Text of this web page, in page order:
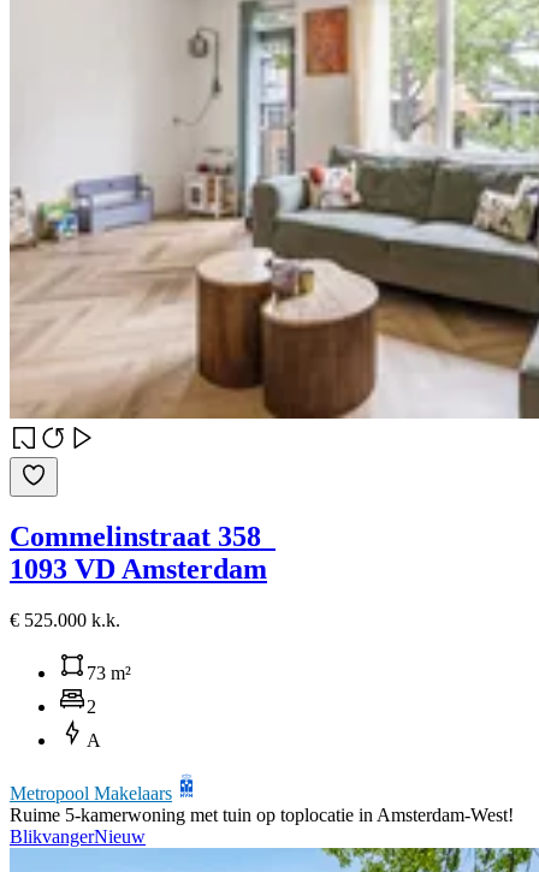
Commelinstraat 358
1093 VD Amsterdam
€ 525.000 k.k.
73 m²
2
A
Metropool Makelaars
Ruime 5-kamerwoning met tuin op toplocatie in Amsterdam-West!
BlikvangerNieuw